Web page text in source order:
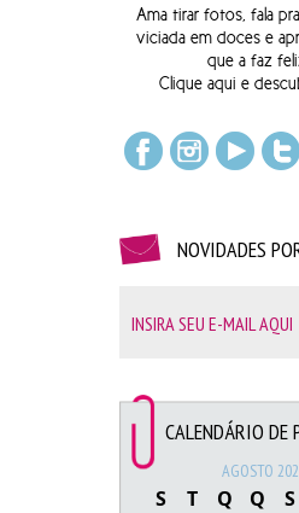
Capa para travesseiro R$
Mochila R$ 199,90 | Copo R$
| Ecobag R$ 39,90 |
139,90
Ama tirar fotos, fala
viciada em doces e
que a faz
Clique aqui e
NOVIDADES
CALENDÁRIO DE
AGOSTO
S T Q Q S